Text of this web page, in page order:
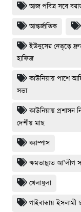
আজ পবিত্র সবে
আন্তর্জাতিক
ইউনুসের নেতৃত্বে
হাফিজ
কাউনিয়ায় পাশে
সভা
কাউনিয়ায় প্রশাসন
দেশীয় মাছ
ক্যাম্পাস
ক্ষমতাচ্যুত আ’লীগ
খেলাধুলা
গাইবান্ধায় ইসলামী